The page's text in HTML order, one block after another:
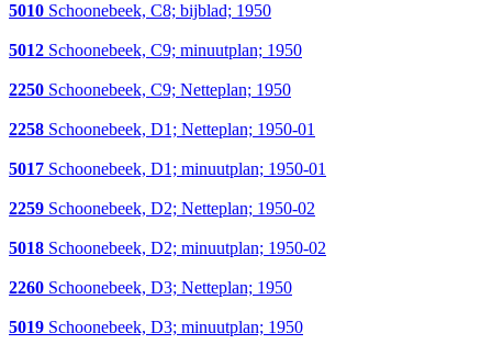
5010 Schoonebeek, C8; bijblad; 1950
5012 Schoonebeek, C9; minuutplan; 1950
2250 Schoonebeek, C9; Netteplan; 1950
2258 Schoonebeek, D1; Netteplan; 1950-01
5017 Schoonebeek, D1; minuutplan; 1950-01
2259 Schoonebeek, D2; Netteplan; 1950-02
5018 Schoonebeek, D2; minuutplan; 1950-02
2260 Schoonebeek, D3; Netteplan; 1950
5019 Schoonebeek, D3; minuutplan; 1950